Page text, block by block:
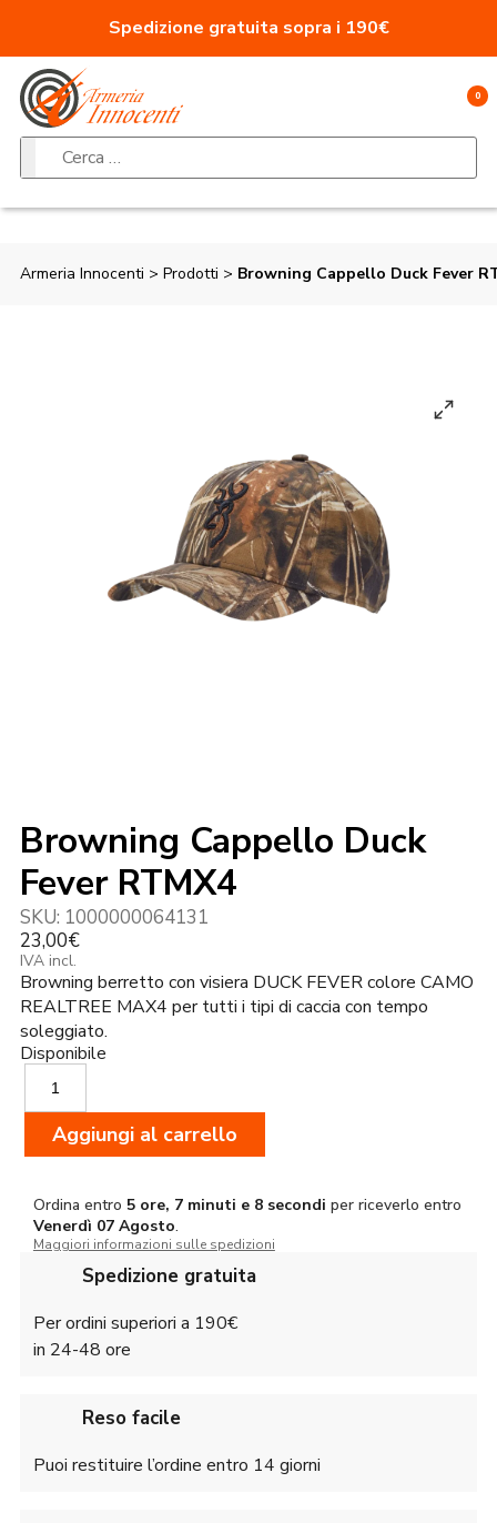
Spedizione gratuita sopra i 190€
0
Ricerca per:
Armeria Innocenti > Prodotti > Browning Cappello Duck Fever
Browning Cappello Duck
Fever RTMX4
SKU: 1000000064131
23,00€
IVA incl.
Browning berretto con visiera DUCK FEVER colore CAMO
REALTREE MAX4 per tutti i tipi di caccia con tempo
soleggiato.
Disponibile
Browning
Cappello
Duck
Fever
RTMX4
Aggiungi al carrello
Ordina entro 5 ore, 7 minuti e 7 secondi per riceverlo entro
Venerdì 07 Agosto.
Maggiori informazioni sulle spedizioni
Spedizione gratuita
Per ordini superiori a 190€
in 24-48 ore
Reso facile
Puoi restituire l’ordine entro 14 giorni